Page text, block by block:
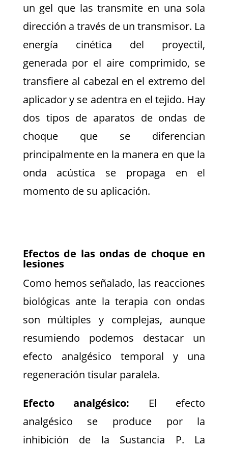
un gel que las transmite en una sola
dirección a través de un transmisor. La
energía cinética del proyectil,
generada por el aire comprimido, se
transfiere al cabezal en el extremo del
aplicador y se adentra en el tejido. Hay
dos tipos de aparatos de ondas de
choque que se diferencian
principalmente en la manera en que la
onda acústica se propaga en el
momento de su aplicación.
Efectos de las ondas de choque en
lesiones
Como hemos señalado, las reacciones
biológicas ante la terapia con ondas
son múltiples y complejas, aunque
resumiendo podemos destacar un
efecto analgésico temporal y una
regeneración tisular paralela.
Efecto analgésico: El efecto
analgésico se produce por la
inhibición de la Sustancia P. La